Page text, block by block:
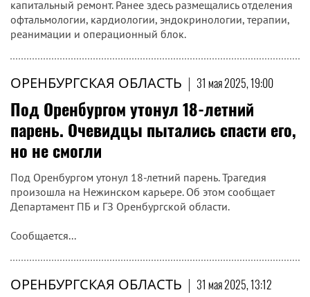
капитальный ремонт. Ранее здесь размещались отделения
офтальмологии, кардиологии, эндокринологии, терапии,
реанимации и операционный блок.
ОРЕНБУРГСКАЯ ОБЛАСТЬ | 31 мая 2025, 19:00
Под Оренбургом утонул 18-летний
парень. Очевидцы пытались спасти его,
но не смогли
Под Оренбургом утонул 18-летний парень. Трагедия
произошла на Нежинском карьере. Об этом сообщает
Департамент ПБ и ГЗ Оренбургской области.
Сообщается...
ОРЕНБУРГСКАЯ ОБЛАСТЬ | 31 мая 2025, 13:12